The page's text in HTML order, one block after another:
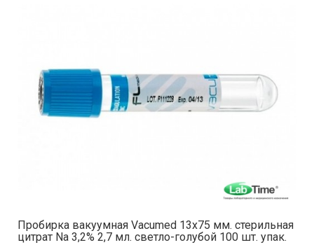
Пробирка вакуумная Vacumed 13х75 мм. стерильная
цитрат Na 3,2% 2,7 мл. светло-голубой 100 шт. упак.